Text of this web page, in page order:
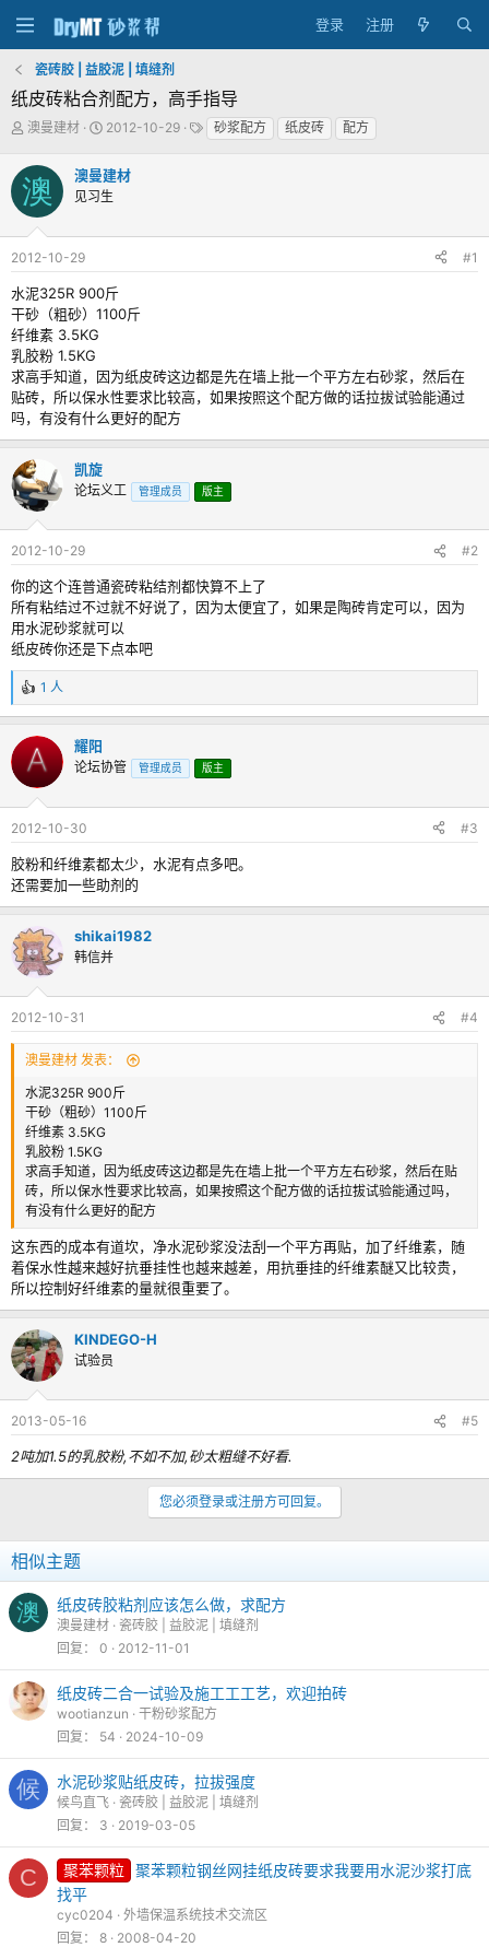
登录 注册
瓷砖胶 | 益胶泥 | 填缝剂
纸皮砖粘合剂配方，高手指导
主
发
起
人
澳曼建材
发
时
间
2012-10-29
标砂浆配方 纸皮砖 配方
澳 澳曼建材
见习生
2012-10-29 #1
水泥325R 900斤
干砂（粗砂）1100斤
纤维素 3.5KG
乳胶粉 1.5KG
求高手知道，因为纸皮砖这边都是先在墙上批一个平方左右砂浆，然后在
贴砖，所以保水性要求比较高，如果按照这个配方做的话拉拔试验能通过
吗，有没有什么更好的配方
凯旋
论坛义工 管理成员 版主
2012-10-29 #2
你的这个连普通瓷砖粘结剂都快算不上了
所有粘结过不过就不好说了，因为太便宜了，如果是陶砖肯定可以，因为
用水泥砂浆就可以
纸皮砖你还是下点本吧
反
馈
：
1 人
耀阳
论坛协管 管理成员 版主
2012-10-30 #3
胶粉和纤维素都太少，水泥有点多吧。
还需要加一些助剂的
shikai1982
韩信并
2012-10-31 #4
澳曼建材 发表：
水泥325R 900斤
干砂（粗砂）1100斤
纤维素 3.5KG
乳胶粉 1.5KG
求高手知道，因为纸皮砖这边都是先在墙上批一个平方左右砂浆，然后在贴
砖，所以保水性要求比较高，如果按照这个配方做的话拉拔试验能通过吗，
有没有什么更好的配方
这东西的成本有道坎，净水泥砂浆没法刮一个平方再贴，加了纤维素，随
着保水性越来越好抗垂挂性也越来越差，用抗垂挂的纤维素醚又比较贵，
所以控制好纤维素的量就很重要了。
KINDEGO-H
试验员
2013-05-16 #5
2吨加1.5的乳胶粉,不如不加,砂太粗缝不好看.
您必须登录或注册方可回复。
相似主题
澳 纸皮砖胶粘剂应该怎么做，求配方
澳曼建材
瓷砖胶 | 益胶泥 | 填缝剂
回复
0 2012-11-01
纸皮砖二合一试验及施工工工艺，欢迎拍砖
wootianzun
干粉砂浆配方
回复
54 2024-10-09
候 水泥砂浆贴纸皮砖，拉拔强度
候鸟直飞
瓷砖胶 | 益胶泥 | 填缝剂
回复
3 2019-03-05
C 聚苯颗粒
聚苯颗粒钢丝网挂纸皮砖要求我要用水泥沙浆打底
找平
cyc0204
外墙保温系统技术交流区
回复
8 2008-04-20